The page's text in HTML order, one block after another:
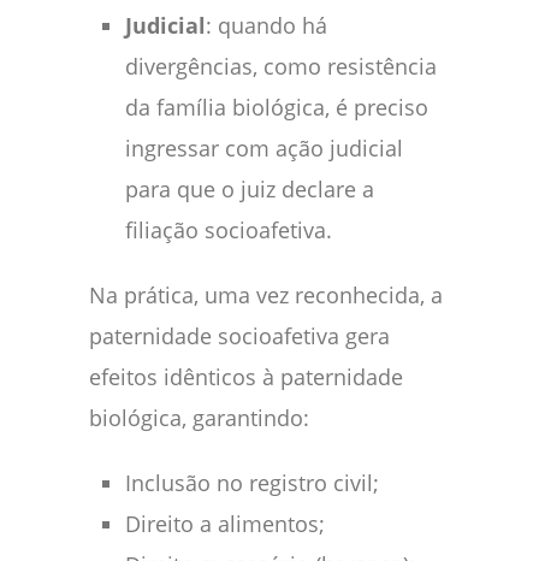
Judicial: quando há
divergências, como resistência
da família biológica, é preciso
ingressar com ação judicial
para que o juiz declare a
filiação socioafetiva.
Na prática, uma vez reconhecida, a
paternidade socioafetiva gera
efeitos idênticos à paternidade
biológica, garantindo:
Inclusão no registro civil;
Direito a alimentos;